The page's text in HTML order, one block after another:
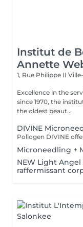
Institut de
Annette
1, Rue Philippe II
Excellence in the service of beauty!
since 1970, the
the oldest beaut...
DIVINE
Microneedling +
NEW Light
raffermissant